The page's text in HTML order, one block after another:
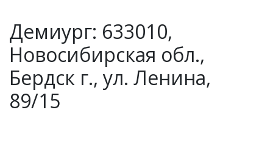
Демиург: 633010,
Новосибирская обл.,
Бердск г., ул. Ленина,
89/15